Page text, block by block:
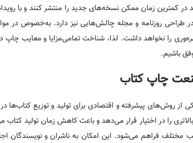
در کمترین زمان ممکن نسخه‌های جدید را منتشر کنند و با
طراحی روزنامه و مجله چالش‌هایی نیز دارد. به‌خصوص در
را نخواهد داشت. لذا، شناخت تمامی‌مزایا و معایب چاپ
باشیم.
چاپ کتاب
روش‌های پیشرفته و اقتصادی برای تولید و توزیع کتاب‌ها
را در اختیار قرار می‌دهد و باعث کاهش زمان تولید کتاب
مختلف فراهم می‌شود. این امکان به ناشران و نویسندگان